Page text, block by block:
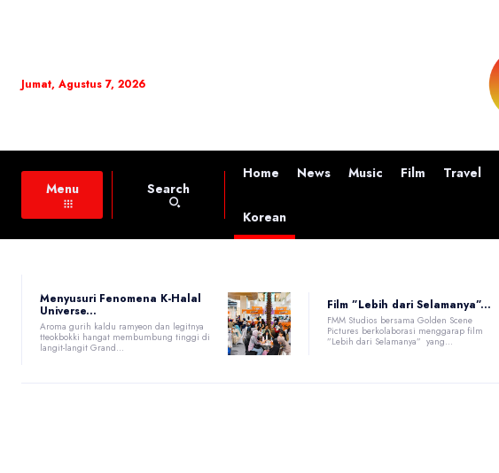
Jumat, Agustus 7, 2026
Menu Search
Home News Music Film Travel
Korean
Menyusuri Fenomena K-Halal
Universe...
Aroma gurih kaldu ramyeon dan legitnya
tteokbokki hangat membumbung tinggi di
langit-langit Grand...
Film ”Lebih dari Selamanya”...
FMM Studios bersama Golden Scene
Pictures berkolaborasi menggarap film
”Lebih dari Selamanya” yang...